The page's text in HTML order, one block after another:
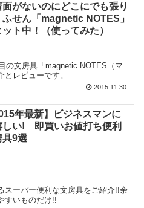
面がないのにどこにでも張り
ふせん「magnetic NOTES」
ット中！（使ってみた）
の文房具「magnetic NOTES（マ
レビューです。
2015.11.30
年最新】ビジネスマンに
しい! 即買いお値打ち便利
具9選
スーパー便利な文房具をご紹介!!余
すいものだけ!!